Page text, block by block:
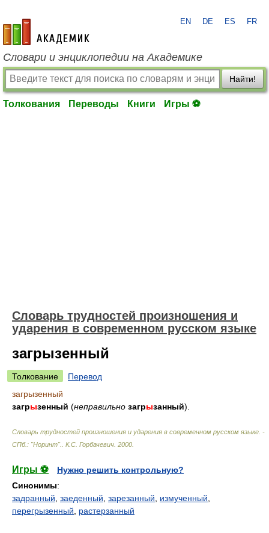
academic.ru
EN DE ES FR
Словари и энциклопедии на Академике
Найти!
Толкования Переводы Книги Игры ⚽
Словарь трудностей произношения и
ударения в современном русском языке
загрызенный
Толкование
Перевод
загрызенный
загрызенный (неправильно загрызанный).
Словарь трудностей произношения и ударения в современном русском языке. -
СПб.: "Норинт".
К.С. Горбачевич 2000
Игры ⚽
Нужно решить контрольную?
Синонимы:
задранный заеденный зарезанный измученный
перегрызенный
растерзанный